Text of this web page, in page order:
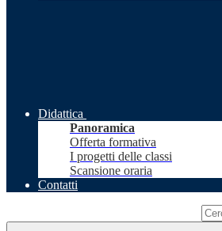
Didattica
Panoramica
Offerta formativa
I progetti delle classi
Scansione oraria
Contatti